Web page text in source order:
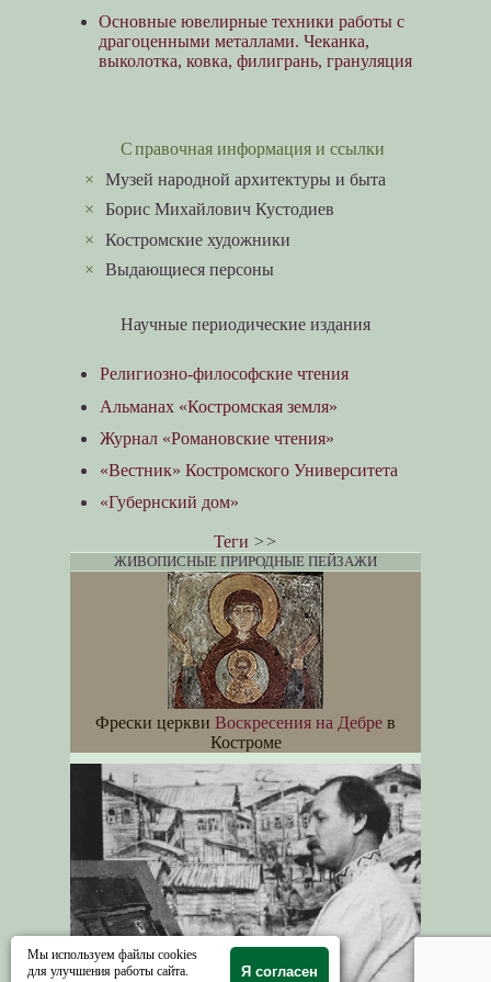
Основные ювелирные техники работы с
драгоценными металлами. Чеканка,
выколотка, ковка, филигрань, грануляция
Справочная информация и ссылки
×Музей народной архитектуры и быта
×Борис Михайлович Кустодиев
×Костромские художники
×Выдающиеся персоны
Научные периодические издания
Религиозно-философские чтения
Альманах «Костромская земля»
Журнал «Романовские чтения»
«Вестник» Костромского Университета
«Губернский дом»
Теги >>
ЖИВОПИСНЫЕ ПРИРОДНЫЕ ПЕЙЗАЖИ
Фрески церкви Воскресения на Дебре в
Костроме
Мы используем файлы cookies
для улучшения работы сайта.
Я согласен